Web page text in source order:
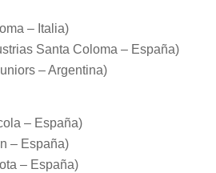
– Italia)
Santa Coloma – España)
– Argentina)
– España)
– España)
– España)